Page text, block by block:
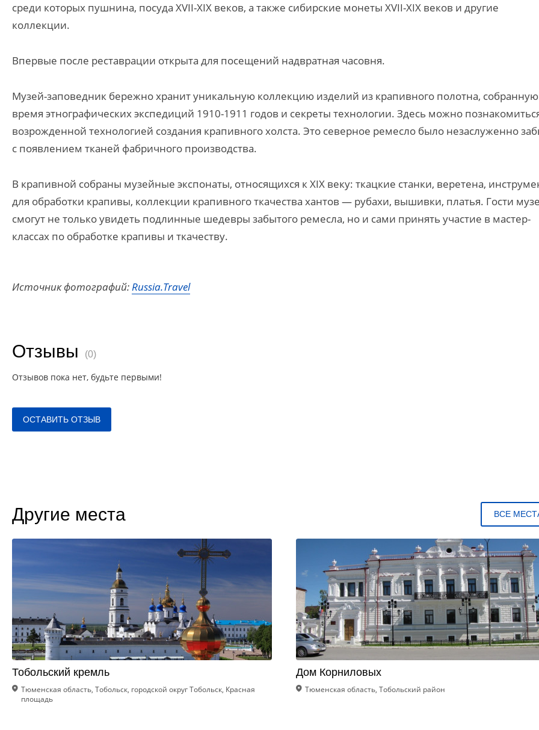
среди которых пушнина, посуда XVII-XIX веков, а также сибирские монеты XVII-XIX веков и другие
коллекции.
Впервые после реставрации открыта для посещений надвратная часовня.
Музей-заповедник бережно хранит уникальную коллекцию изделий из крапивного полотна,
время этнографических экспедиций 1910-1911 годов и секреты технологии. Здесь можно
возрожденной технологией создания крапивного холста. Это северное ремесло было незаслуженно
с появлением тканей фабричного производства.
В крапивной собраны музейные экспонаты, относящихся к XIX веку: ткацкие станки, веретена,
для обработки крапивы, коллекции крапивного ткачества хантов — рубахи, вышивки, платья. Гости
смогут не только увидеть подлинные шедевры забытого ремесла, но и сами принять участие в мастер-
классах по обработке крапивы и ткачеству.
Источник фотографий:Russia.Travel
Отзывы (0)
Отзывов пока нет, будьте первыми!
ОСТАВИТЬ ОТЗЫВ
Другие места ВСЕ
Тобольский кремль
Тюменская область, Тобольск, городской округ Тобольск, Красная
площадь
Дом Корниловых
Тюменская область, Тобольский район